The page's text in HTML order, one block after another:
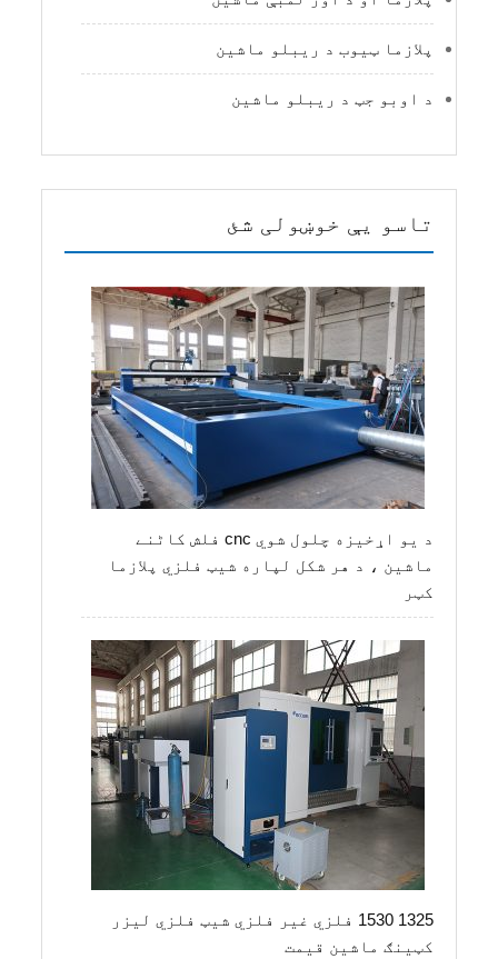
پلازما ټیوب د ریبلو ماشین
د اوبو جټ د ریبلو ماشین
تاسو یې خوښولی شئ
د یو اړخیزه چلول شوي cnc فلش کاٹنے
ماشین ، د هر شکل لپاره شیټ فلزي پلازما
کټر
1325 1530 فلزي غیر فلزي شیټ فلزي لیزر
کټینګ ماشین قیمت